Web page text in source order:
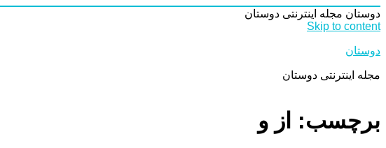
دوستان مجله اینترنتی دوستان
Skip to content
دوستان
مجله اینترنتی دوستان
برچسب: از و